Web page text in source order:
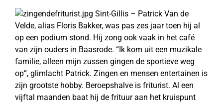
Sint-Gillis – Patrick Van de
Velde, alias Floris Bakker, was pas zes jaar toen hij al
op een podium stond. Hij zong ook vaak in het café
van zijn ouders in Baasrode. “Ik kom uit een muzikale
familie, alleen mijn zussen gingen de sportieve weg
op”, glimlacht Patrick. Zingen en mensen entertainen is
zijn grootste hobby. Beroepshalve is friturist. Al een
vijftal maanden baat hij de frituur aan het kruispunt